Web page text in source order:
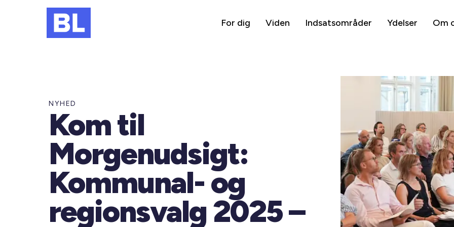
For dig Viden Indsatsområder Ydelser Om
NYHED
Kom til
Morgenudsigt:
Kommunal- og
regionsvalg 2025 –